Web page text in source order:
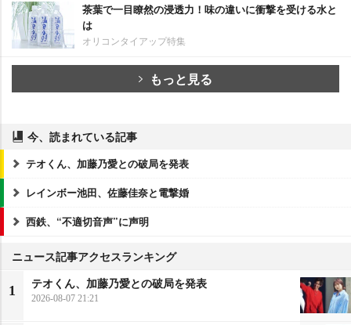
茶葉で一目瞭然の浸透力！味の違いに衝撃を受ける水と
は
オリコンタイアップ特集
もっと見る
今、読まれている記事
テオくん、加藤乃愛との破局を発表
レインボー池田、佐藤佳奈と電撃婚
西鉄、“不適切音声”に声明
ニュース記事アクセスランキング
1
テオくん、加藤乃愛との破局を発表
2026-08-07 21:21